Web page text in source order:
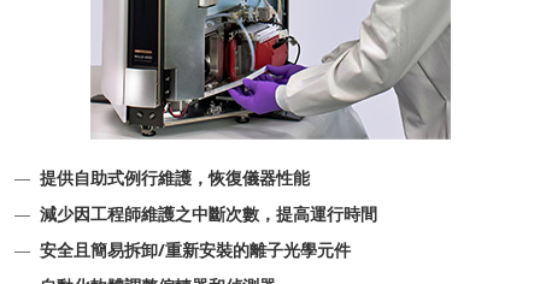
提供自助式例行維護，恢復儀器性能
減少因工程師維護之中斷次數，提高運行時間
安全且簡易拆卸/重新安裝的離子光學元件